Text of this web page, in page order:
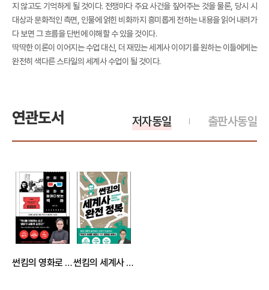
지 않고도 기억하게 될 것이다. 전쟁마다 주요 사건을 짚어주는 것을 물론, 당시 시
대상과 문화적인 측면, 인물에 얽힌 비화까지 흥미롭게 전하는 내용을 읽어 내려가
다 보면 그 흐름을 단번에 이해할 수 있을 것이다.
딱딱한 이론이 이어지는 수업 대신, 더 재밌는 세계사 이야기를 원하는 이들에게는
완전히 색다른 스타일의 세계사 수업이 될 것이다.
연관도서 출판사동일
저자동일
썬킴의 영화로 들여다보는 역사 썬킴의 세계사 완전 정복